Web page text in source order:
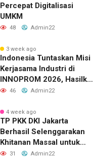
Percepat Digitalisasi
UMKM
48 Admin22
3 week ago
Indonesia Tuntaskan Misi
Kerjasama Industri di
INNOPROM 2026, Hasilkan
Belasan Kerja Sama
46 Admin22
4 week ago
TP PKK DKI Jakarta
Berhasil Selenggarakan
Khitanan Massal untuk
Lebih dari 2.000 Anak:
31 Admin22